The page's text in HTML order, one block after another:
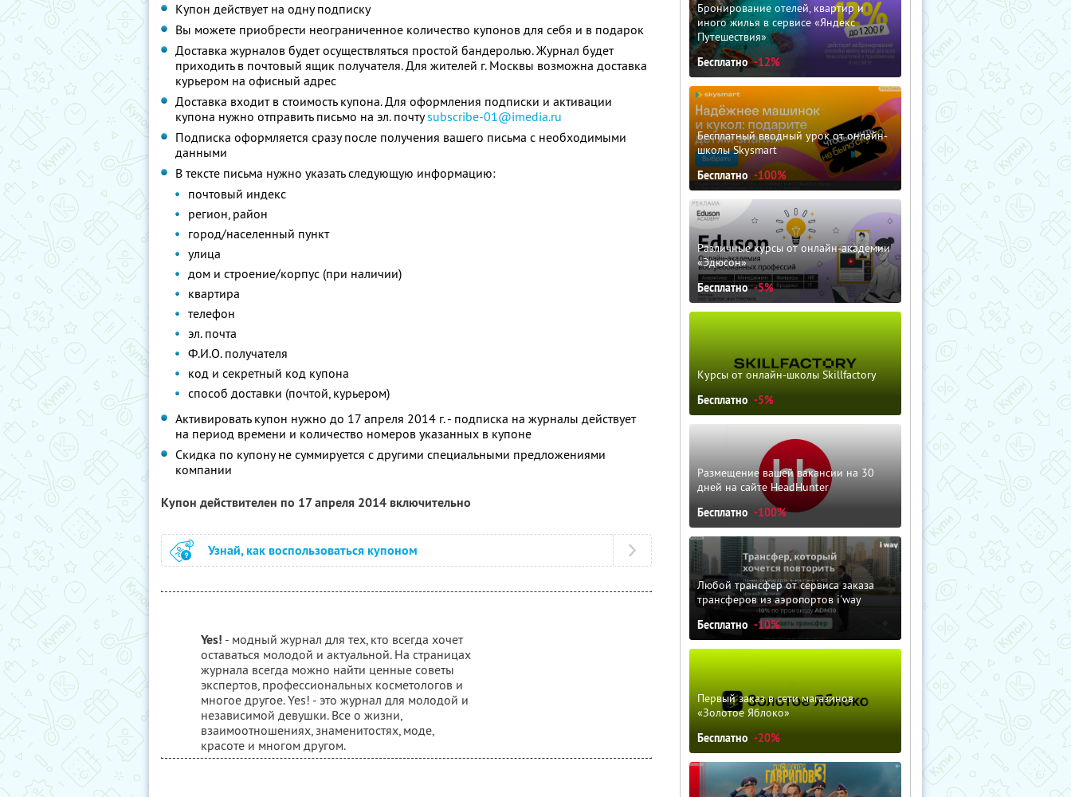
Купон действует на одну подписку
Вы можете приобрести неограниченное количество купонов для себя и в подарок
Доставка журналов будет осуществляться простой бандеролью. Журнал будет
приходить в почтовый ящик получателя. Для жителей г. Москвы возможна доставка
курьером на офисный адрес
Доставка входит в стоимость купона. Для оформления подписки и активации
купона нужно отправить письмо на эл. почтуsubscribe-01@imedia.ru
Подписка оформляется сразу после получения вашего письма с необходимыми
данными
В тексте письма нужно указать следующую информацию:
почтовый индекс
регион, район
город/населенный пункт
улица
дом и строение/корпус (при наличии)
квартира
телефон
эл. почта
Ф.И.О. получателя
код и секретный код купона
способ доставки (почтой, курьером)
Активировать купон нужно до 17 апреля 2014 г. - подписка на журналы действует
на период времени и количество номеров указанных в купоне
Скидка по купону не суммируется с другими специальными предложениями
компании
Купон действителен по 17 апреля 2014 включительно
Узнай, как воспользоваться купоном
Yes! - модный журнал для тех, кто всегда хочет
оставаться молодой и актуальной. На страницах
журнала всегда можно найти ценные советы
экспертов, профессиональных косметологов и
многое другое. Yes! - это журнал для молодой и
независимой девушки. Все о жизни,
взаимоотношениях, знаменитостях, моде,
красоте и многом другом.
Бронирование отелей, квартир и
иного жилья в сервисе «Яндекс
Путешествия»
Бесплатно -12%
Бесплатный вводный урок от онлайн-
школы Skysmart
Бесплатно -100%
Различные курсы от онлайн-академии
«Эдюсон»
Бесплатно -5%
Курсы от онлайн-школы Skillfactory
Бесплатно -5%
Размещение вашей вакансии на 30
дней на сайте HeadHunter
Бесплатно -100%
Любой трансфер от сервиса заказа
трансферов из аэропортов i'way
Бесплатно -10%
Первый заказ в сети магазинов
«Золотое Яблоко»
Бесплатно -20%